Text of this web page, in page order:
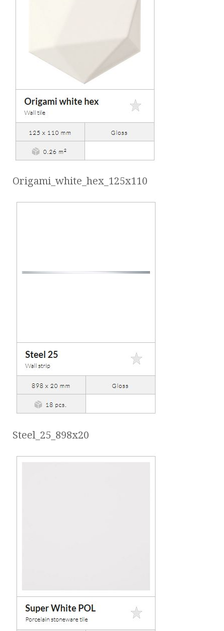
Origami_white_hex_125x110
Steel_25_898x20